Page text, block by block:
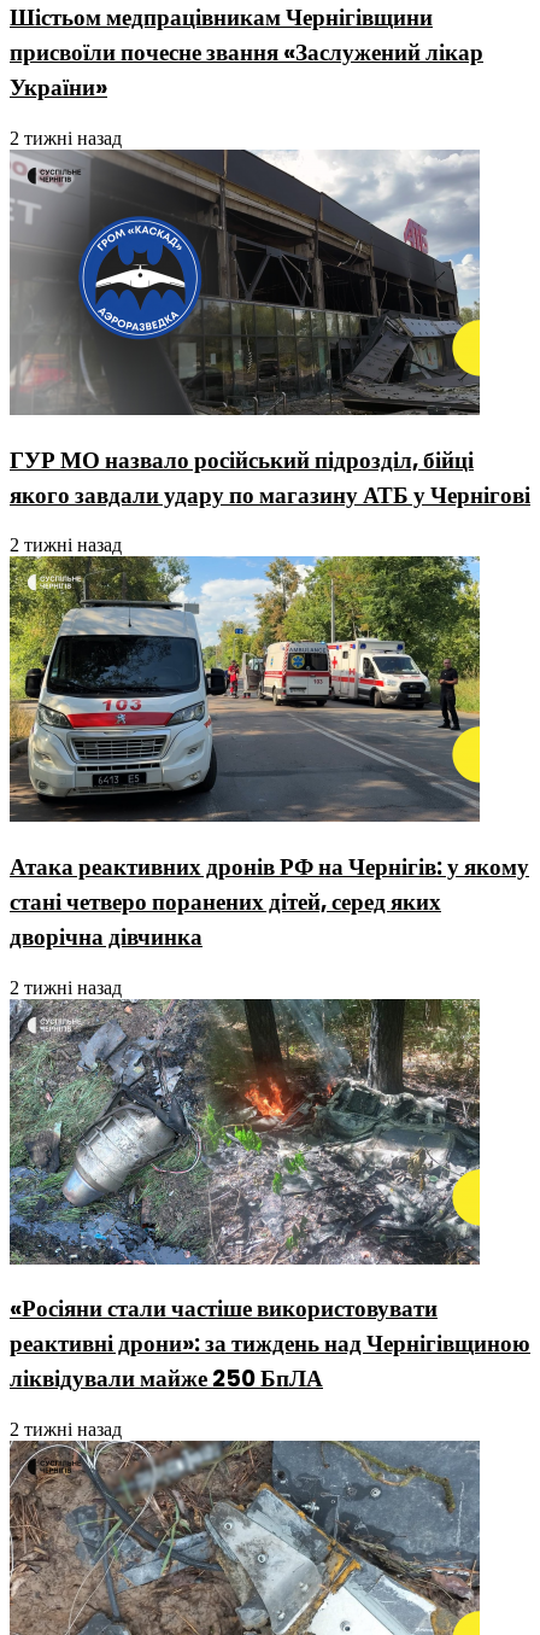
Шістьом медпрацівникам Чернігівщини
присвоїли почесне звання «Заслужений лікар
України»
2 тижні назад
ГУР МО назвало російський підрозділ, бійці
якого завдали удару по магазину АТБ у Чернігові
2 тижні назад
Атака реактивних дронів РФ на Чернігів: у якому
стані четверо поранених дітей, серед яких
дворічна дівчинка
2 тижні назад
«Росіяни стали частіше використовувати
реактивні дрони»: за тиждень над Чернігівщиною
ліквідували майже 250 БпЛА
2 тижні назад